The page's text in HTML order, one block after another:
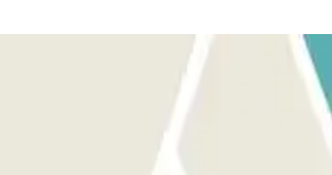
código localizador de tu reserva. Aparca en cualquier plaza